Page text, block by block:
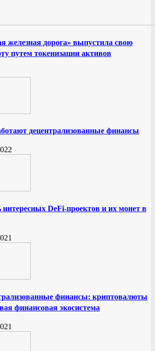
железная дорога» выпустила свою
путем токенизации активов
децентрализованные финансы
интересных DeFi-проектов и их монет в
финансы: криптовалюты
финансовая экосистема